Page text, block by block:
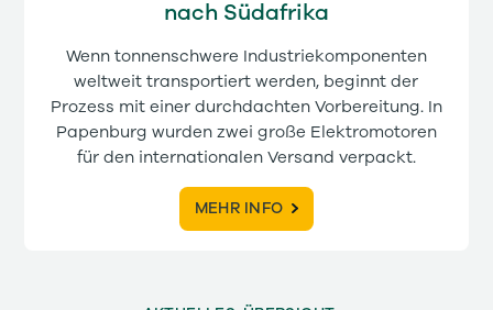
nach Südafrika
Wenn tonnenschwere Industriekomponenten
weltweit transportiert werden, beginnt der
Prozess mit einer durchdachten Vorbereitung. In
Papenburg wurden zwei große Elektromotoren
für den internationalen Versand verpackt.
MEHR INFO